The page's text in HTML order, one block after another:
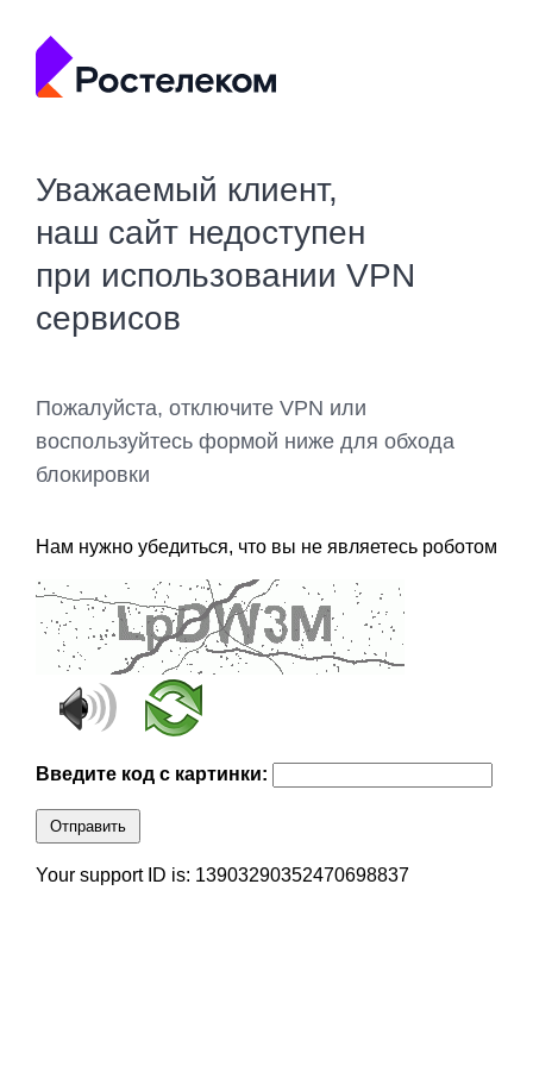
Уважаемый клиент,
наш сайт недоступен
при использовании VPN
сервисов
Пожалуйста, отключите VPN или
воспользуйтесь формой ниже для обхода
блокировки
Нам нужно убедиться, что вы не являетесь роботом
Введите код с картинки:
Отправить
Your support ID is: 13903290352470698837